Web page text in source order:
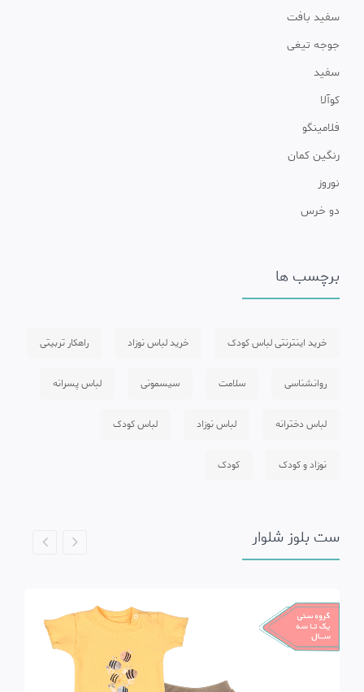
سفید بافت
جوجه تیغی
سفید
کوآلا
فلامینگو
رنگین کمان
نوروز
دو خرس
برچسب ها
خرید اینترنتی لباس کودک خرید لباس نوزاد راهکار تربیتی
روانشناسی سلامت سیسمونی لباس پسرانه
لباس دخترانه لباس نوزاد لباس کودک
نوزاد و کودک کودک
ست بلوز شلوار